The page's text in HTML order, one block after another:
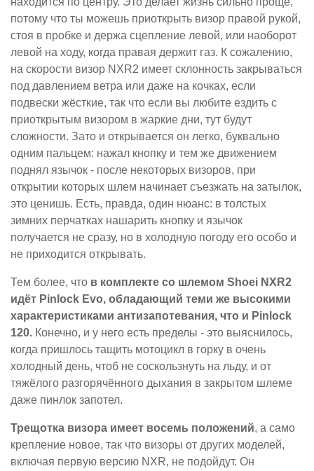
потому что ты можешь приоткрыть визор правой рукой,
стоя в пробке и держа сцепление левой, или наоборот
левой на ходу, когда правая держит газ. К сожалению,
на скорости визор NXR2 имеет склонность закрываться
под давлением ветра или даже на кочках, если
подвески жёсткие, так что если вы любите ездить с
приоткрытым визором в жаркие дни, тут будут
сложности. Зато и открывается он легко, буквально
одним пальцем: нажал кнопку и тем же движением
поднял язычок - после некоторых визоров, при
открытии которых шлем начинает съезжать на затылок,
это ценишь. Есть, правда, один нюанс: в толстых
зимних перчатках нашарить кнопку и язычок
получается не сразу, но в холодную погоду его особо и
не приходится открывать.
Тем более, что в комплекте со шлемом Shoei NXR2
идёт Pinlock Evo, обладающий теми же высокими
характеристиками антизапотевания, что и Pinlock
120. Конечно, и у него есть пределы - это выяснилось,
когда пришлось тащить мотоцикл в горку в очень
холодный день, чтоб не соскользнуть на льду, и от
тяжёлого разгорячённого дыхания в закрытом шлеме
даже пинлок запотел.
Трещотка визора имеет восемь положений, а само
крепление новое, так что визоры от других моделей,
включая первую версию NXR, не подойдут. Он